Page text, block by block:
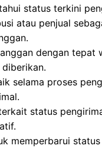
status terkini
atau penjual
dengan tepat
selama proses
status
memperbarui